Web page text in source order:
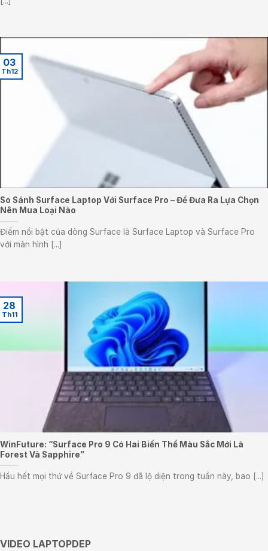
So Sánh Surface Laptop Với Surface Pro – Để Đưa Ra Lựa Chọn
Nên Mua Loại Nào
Điểm nổi bật của dòng Surface là Surface Laptop và Surface Pro
với màn hình [...]
03
Th12
WinFuture: “Surface Pro 9 Có Hai Biến Thể Màu Sắc Mới Là
Forest Và Sapphire”
Hầu hết mọi thứ về Surface Pro 9 đã lộ diện trong tuần này, bao [...]
28
Th11
VIDEO LAPTOPDEP